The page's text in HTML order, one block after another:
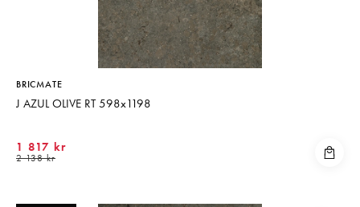
BRICMATE
J AZUL OLIVE RT 598x1198
1 817 kr
2 138 kr